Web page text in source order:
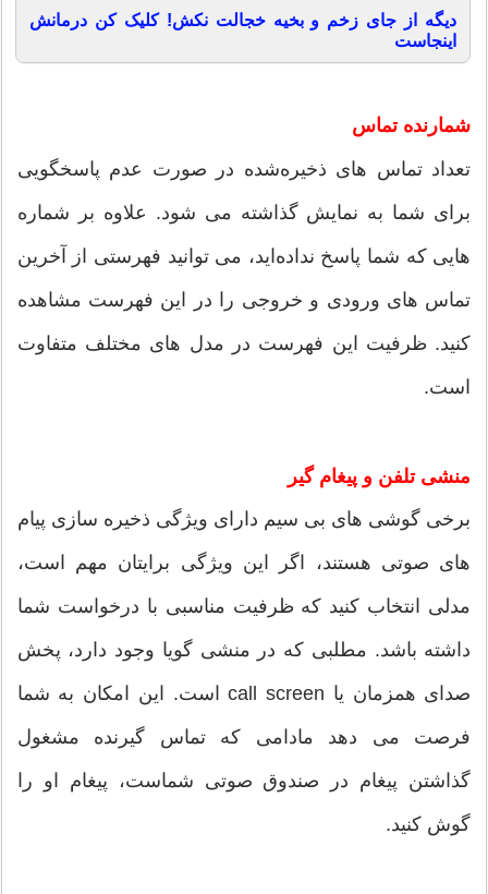
دیگه از جای زخم و بخیه خجالت نکش! کلیک کن درمانش
اینجاست
شمارنده تماس
تعداد تماس های ذخیره‌شده در صورت عدم پاسخگویی
برای شما به نمایش گذاشته می شود. علاوه بر شماره
هایی که شما پاسخ نداده‌اید، می توانید فهرستی از آخرین
تماس های ورودی و خروجی را در این فهرست مشاهده
کنید. ظرفیت این فهرست در مدل های مختلف متفاوت
است.
منشی تلفن و پیغام گیر
برخی گوشی های بی سیم دارای ویژگی ذخیره سازی پیام
های صوتی هستند، اگر این ویژگی برایتان مهم است،
مدلی انتخاب کنید که ظرفیت مناسبی با درخواست شما
داشته باشد. مطلبی که در منشی گویا وجود دارد، پخش
صدای همزمان یا call screen است. این امکان به شما
فرصت می دهد مادامی که تماس گیرنده مشغول
گذاشتن پیغام در صندوق صوتی شماست، پیغام او را
گوش کنید.